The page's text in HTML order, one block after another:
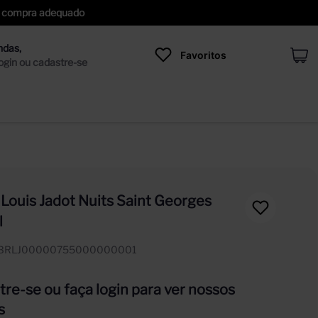
adequado
Favoritos
Jadot Nuits Saint Georges
se ou faça login para ver nossos